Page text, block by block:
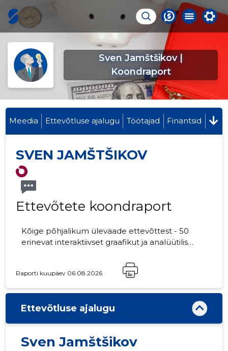
Sven Jamštšikov |
Koondraport
Meedia Ettevõtluse ajalugu Töötajad Finantsid
SVEN JAMŠTŠIKOV
Ettevõtete koondraport
Kõige põhjalikum ülevaade ettevõttest - 50
erinevat interaktiivset graafikut ja analüütilist
Raporti kuupäev 06.08.2026
Ettevõtluse ajalugu
Sven Jamštšikov